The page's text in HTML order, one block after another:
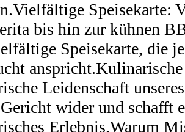
Speisekarte:
bis hin zur kühnen
Speisekarte, die
Leidenschaft
wider und schafft
Erlebnis.Warum